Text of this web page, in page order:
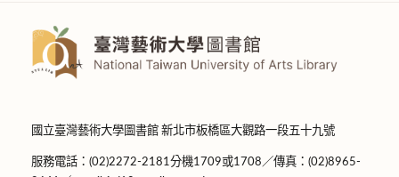
國立臺灣藝術大學圖書館 新北市板橋區大觀路一段五十九號
服務電話：(02)2272-2181分機1709或1708／傳真：(02)8965-